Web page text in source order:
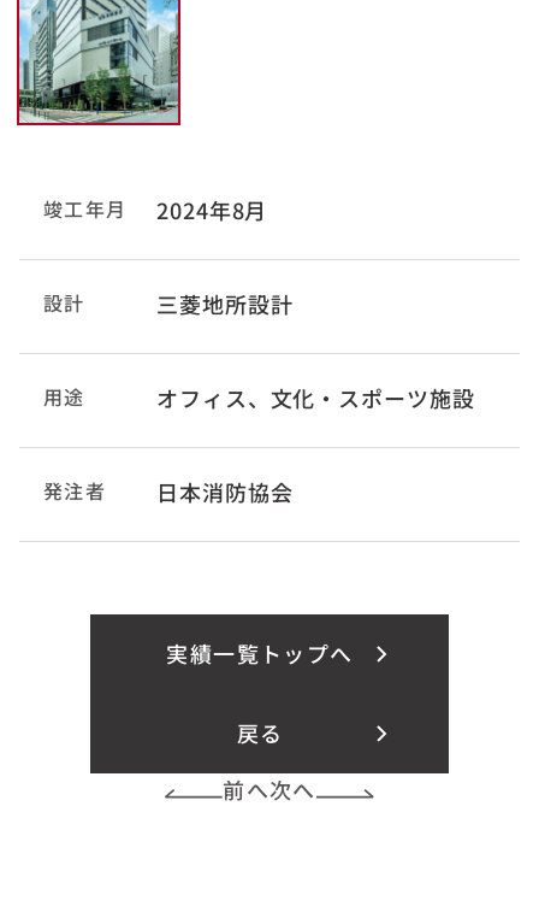
竣工年月 2024年8月
設計 三菱地所設計
用途 オフィス、文化・スポーツ施設
発注者 日本消防協会
実績一覧トップへ
戻る
前へ次へ